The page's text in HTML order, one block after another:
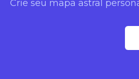
Crie seu mapa astral